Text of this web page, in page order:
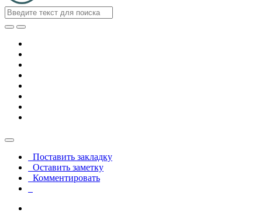
Поставить закладку
Оставить заметку
Комментировать